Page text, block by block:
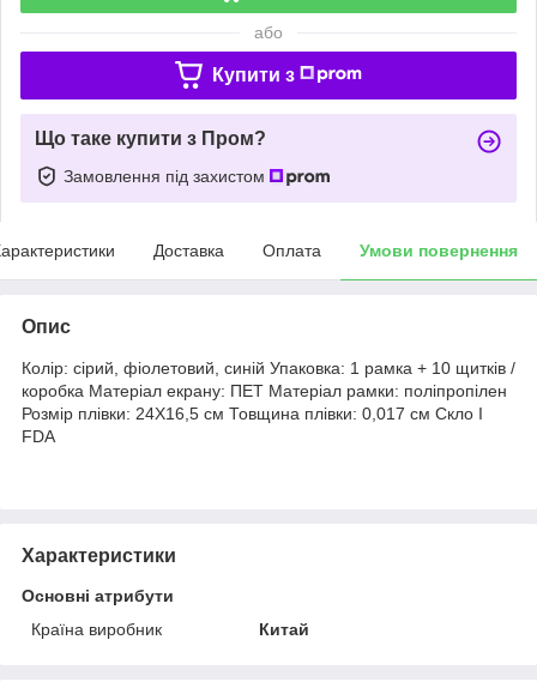
або
Купити з
Що таке купити з Пром?
Замовлення під захистом
Доставка Оплата Умови повернення
Опис
Колір: сірий, фіолетовий, синій Упаковка: 1 рамка + 10 щитків /
коробка Матеріал екрану: ПЕТ Матеріал рамки: поліпропілен
Розмір плівки: 24X16,5 см Товщина плівки: 0,017 см Скло I
FDA
Характеристики
Основні атрибути
Країна виробник
Китай